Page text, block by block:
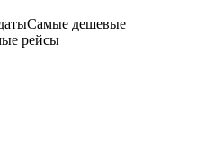
Самые дешевые
рейсы